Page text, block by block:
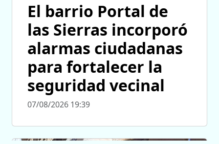
El barrio Portal de
las Sierras incorporó
alarmas ciudadanas
para fortalecer la
seguridad vecinal
07/08/2026 19:39